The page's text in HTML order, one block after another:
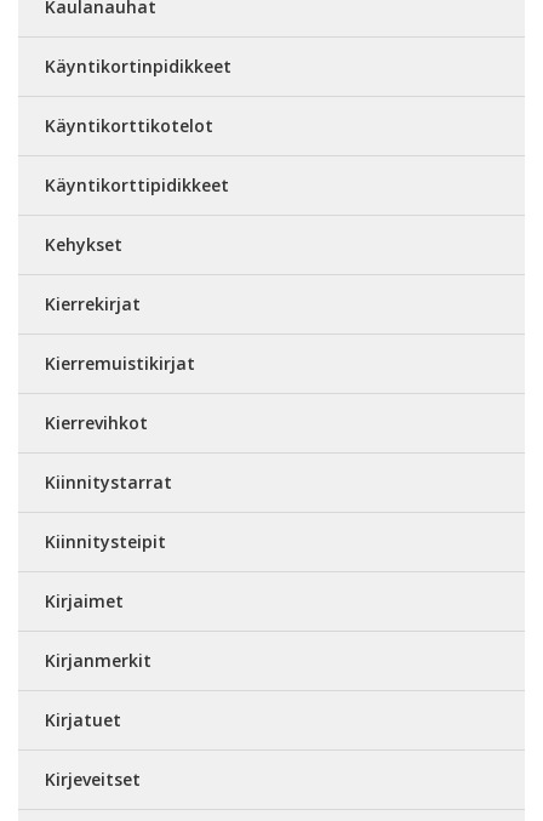
Kaulanauhat
Käyntikortinpidikkeet
Käyntikorttikotelot
Käyntikorttipidikkeet
Kehykset
Kierrekirjat
Kierremuistikirjat
Kierrevihkot
Kiinnitystarrat
Kiinnitysteipit
Kirjaimet
Kirjanmerkit
Kirjatuet
Kirjeveitset